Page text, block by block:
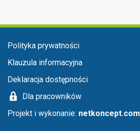
Menu stopka
Polityka prywatności
Klauzula informacyjna
Deklaracja dostępności
Dla pracowników
Projekt i wykonanie: netkoncept.com